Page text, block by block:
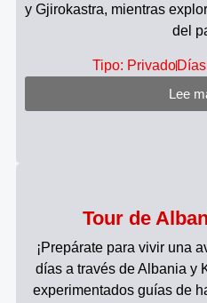
y Gjirokastra, mientras
del
Tipo: Privado
Lee
Tour de
¡Prepárate para vivir una
días a través de Albania y
experimentados guías de